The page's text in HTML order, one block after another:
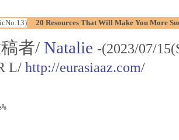
20 Resources That Will Make You More
者/ Natalie -(2023/07/
L/ http://eurasiaaz.com/